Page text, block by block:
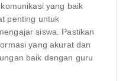
yang baik
penting untuk
siswa. Pastikan
yang akurat dan
baik dengan guru